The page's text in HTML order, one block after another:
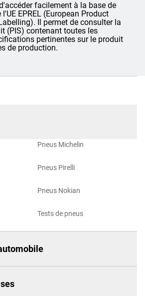
facilement à la base de
EPREL (European Product
Il permet de consulter la
(PIS) contenant toutes les
pertinentes sur le produit
de production.
Pneus Michelin
Pneus Pirelli
Pneus Nokian
Tests de pneus